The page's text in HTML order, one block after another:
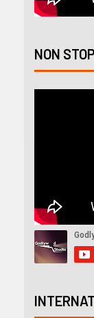
NON